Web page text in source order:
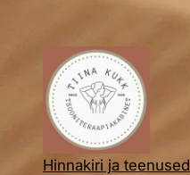
Hinnakiri ja teenused